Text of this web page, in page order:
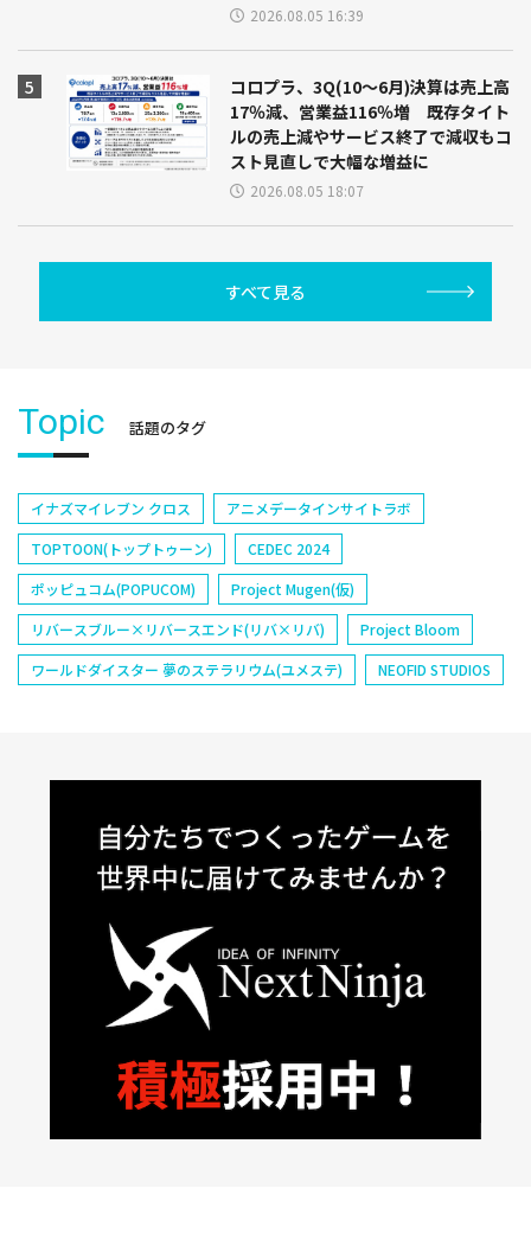
2026.08.05 16:39
コロプラ、3Q(10～6月)決算は売上高
17％減、営業益116％増 既存タイト
ルの売上減やサービス終了で減収もコ
スト見直しで大幅な増益に
2026.08.05 18:07
すべて見る
Topic 話題のタグ
イナズマイレブン クロス
アニメデータインサイトラボ
TOPTOON(トップトゥーン)
CEDEC 2024
ポッピュコム(POPUCOM)
Project Mugen(仮)
リバースブルー×リバースエンド(リバ×リバ)
Project Bloom
ワールドダイスター 夢のステラリウム(ユメステ)
NEOFID STUDIOS